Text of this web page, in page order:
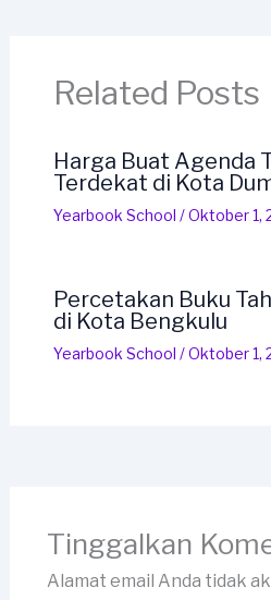
Related Posts
Harga Buat Agenda
Terdekat di Kota
Yearbook School /Oktober 1,
Percetakan Buku
di Kota Bengkulu
Yearbook School /Oktober 1,
Tinggalkan
Alamat email Anda tidak